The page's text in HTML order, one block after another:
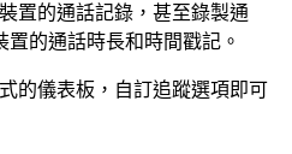
置的通話記錄，甚至錄製通
的通話時長和時間戳記。
的儀表板，自訂追蹤選項即可